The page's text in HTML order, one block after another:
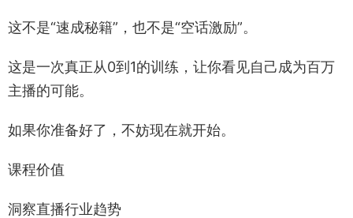
这不是“速成秘籍”，也不是“空话激励”。
这是一次真正从0到1的训练，让你看见自己成为百万
主播的可能。
如果你准备好了，不妨现在就开始。
课程价值
洞察直播行业趋势